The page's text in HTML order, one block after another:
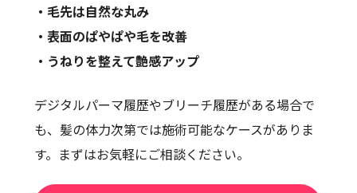
・毛先は自然な丸み
・表面のぱやぱや毛を改善
・うねりを整えて艶感アップ
デジタルパーマ履歴やブリーチ履歴がある場合で
も、髪の体力次第では施術可能なケースがありま
す。まずはお気軽にご相談ください。